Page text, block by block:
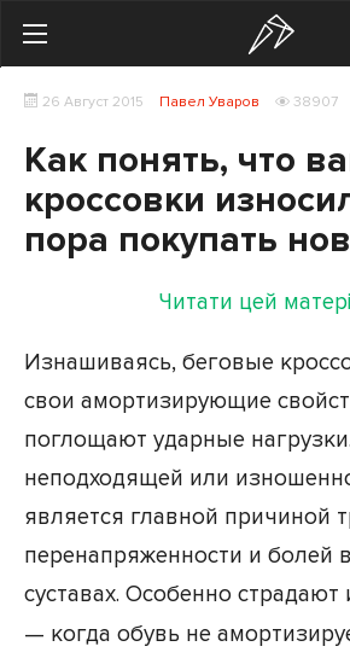
Начинающим
Питание
Женщинам
26 Август 2015 Павел Уваров 38907
Как понять, что
кроссовки
пора покупать
Читати цей
Изнашиваясь, беговые
свои амортизирующие
поглощают ударные
неподходящей или
является главной причиной
перенапряженности и болей
суставах. Особенно страдают
— когда обувь не